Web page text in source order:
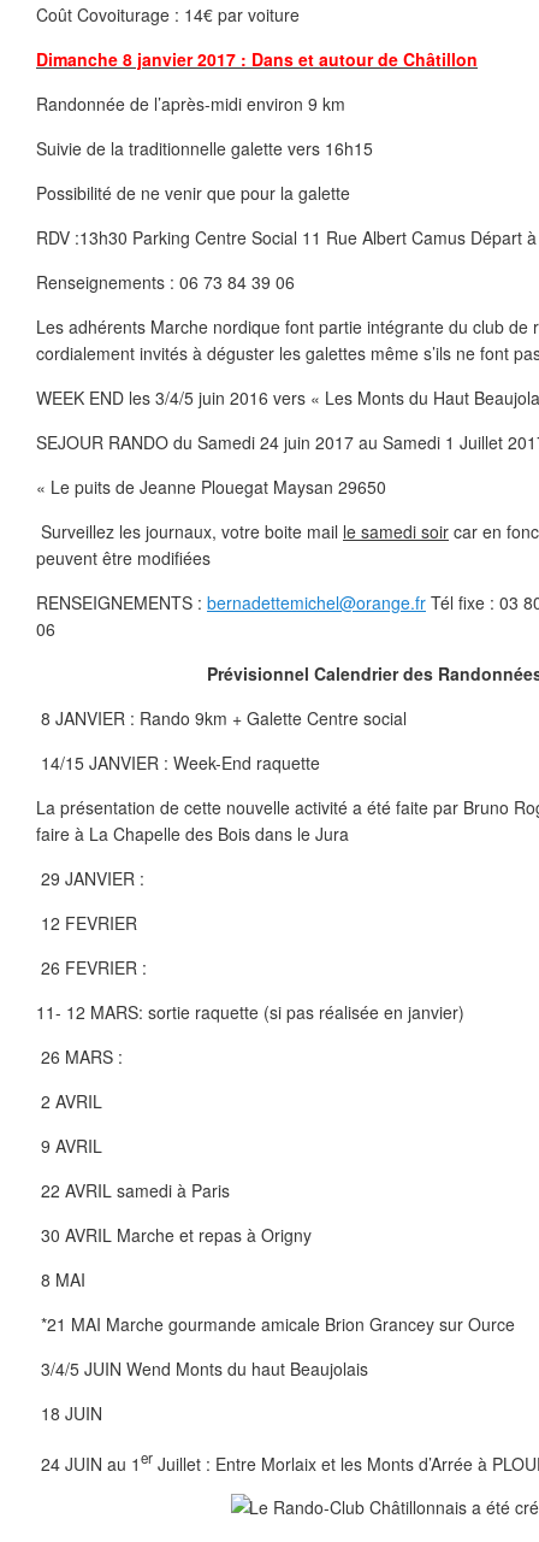
Coût Covoiturage : 14€ par voiture
Dimanche 8 janvier 2017 : Dans et autour de Châtillon
Randonnée de l’après-midi environ 9 km
Suivie de la traditionnelle galette vers 16h15
Possibilité de ne venir que pour la galette
RDV :13h30 Parking Centre Social 11 Rue Albert Camus Départ
Renseignements : 06 73 84 39 06
Les adhérents Marche nordique font partie intégrante du club de
cordialement invités à déguster les galettes même s’ils ne font
WEEK END les 3/4/5 juin 2016 vers « Les Monts du Haut
SEJOUR RANDO du Samedi 24 juin 2017 au Samedi 1 Juillet
« Le puits de Jeanne Plouegat Maysan 29650
Surveillez les journaux, votre boite mail le samedi soir car en
peuvent être modifiées
RENSEIGNEMENTS : bernadettemichel@orange.fr Tél fixe : 03
06
Prévisionnel Calendrier des
8 JANVIER : Rando 9km + Galette Centre social
14/15 JANVIER : Week-End raquette
La présentation de cette nouvelle activité a été faite par Bruno
faire à La Chapelle des Bois dans le Jura
29 JANVIER :
12 FEVRIER
26 FEVRIER :
11- 12 MARS: sortie raquette (si pas réalisée en janvier)
26 MARS :
2 AVRIL
9 AVRIL
22 AVRIL samedi à Paris
30 AVRIL Marche et repas à Origny
8 MAI
*21 MAI Marche gourmande amicale Brion Grancey sur Ource
3/4/5 JUIN Wend Monts du haut Beaujolais
18 JUIN
24 JUIN au 1er Juillet : Entre Morlaix et les Monts d’Arrée à